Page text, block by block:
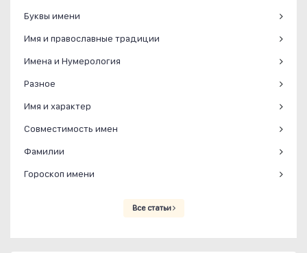
Буквы имени
Имя и православные традиции
Имена и Нумерология
Разное
Имя и характер
Совместимость имен
Фамилии
Гороскоп имени
Все статьи